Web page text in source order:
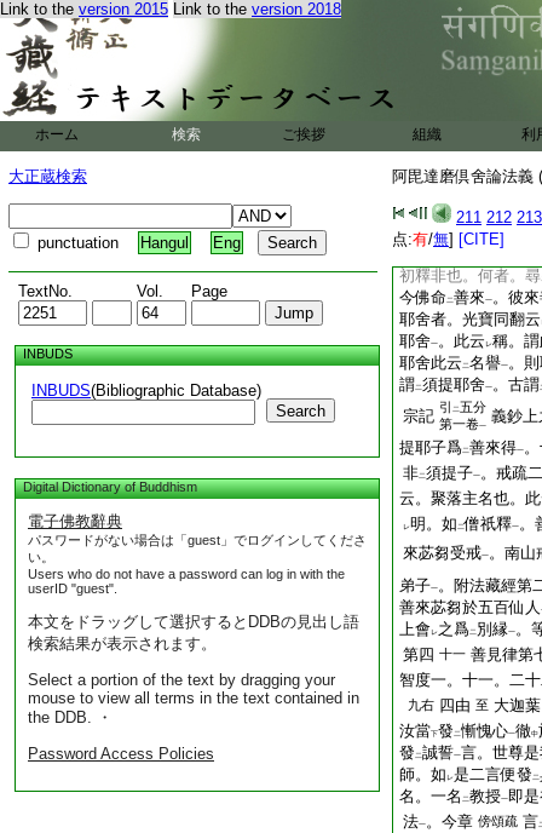
Link to the version 2015 Link to the version 2018
ホーム 検索 ご挨拶 組織 利
大正蔵検索
punctuation Hangul Eng
TextNo. Vol. Page
INBUDS
INBUDS(Bibliographic Database)
Search
Digital Dictionary of Buddhism
電子佛教辭典
パスワードがない場合は「guest」でログインしてくださ
い。
Users who do not have a password can log in with the
userID "guest".
本文をドラッグして選択するとDDBの見出し語
検索結果が表示されます。
Select a portion of the text by dragging your
mouse to view all terms in the text contained in
the DDB. ・
Password Access Policies
阿毘達磨倶舍論法義
211 212 213
点:有/無] [CITE]
二十力迦葉。三馬
四分律三十二
三十
四之三
善是衆生。來是如
善來一 。麟云。有 二
希
求出家 。佛言
善來
一。善即求戒者
知三此人願 樂出家
即善來之言。倶有
初釋非也。何者。尋
今佛命 二善來一。彼
耶舍者。光寶同翻云
耶舍一。此云 レ稱。
耶舍此云 二名譽一。
謂二須提耶舍一。古謂
宗記 引 二五分
第一卷一
義鈔上
提耶子爲二善來得一
非二須提子一。戒疏
云。聚落主名也。
レ明。如 二僧祇釋一。
來苾芻受戒一。南山
弟子一。附法藏經第
善來苾芻於五百仙人
上會レ之爲二 別縁一。
第四 十一 善見律第
智度一。十一。二
九右 四由 至 大迦
汝當下發 二慚愧心一徹中
發 二誠誓一言。世尊
師。如 レ是二言便發 二
名。一名 二教授一即
法一。今章 傍頌疏 言